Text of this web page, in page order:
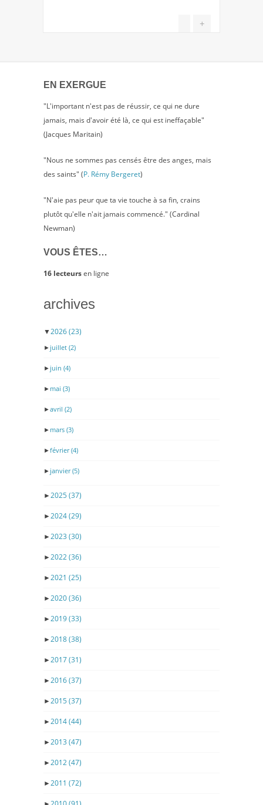
+
EN EXERGUE
"L'important n'est pas de réussir, ce qui ne dure
jamais, mais d'avoir été là, ce qui est ineffaçable"
(Jacques Maritain)
"Nous ne sommes pas censés être des anges, mais
des saints" (P. Rémy Bergeret)
"N'aie pas peur que ta vie touche à sa fin, crains
plutôt qu'elle n'ait jamais commencé." (Cardinal
Newman)
VOUS ÊTES…
16 lecteursen ligne
archives
▼2026(23)
► juillet (2)
► juin (4)
► mai (3)
►avril (2)
► mars (3)
►février(4)
► janvier(5)
►2025(37)
►2024(29)
►2023 (30)
►2022(36)
►2021 (25)
►2020(36)
►2019(33)
►2018(38)
►2017(31)
►2016(37)
►2015(37)
►2014(44)
►2013 (47)
►2012(47)
►2011 (72)